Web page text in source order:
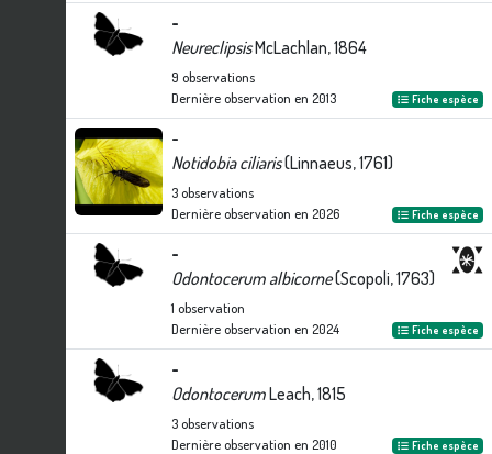
-
NeureclipsisMcLachlan, 1864
9 observations
Dernière observation en 2013 Fiche espèce
-
Notidobia ciliaris(Linnaeus, 1761)
3observations
Dernière observation en 2026 Fiche espèce
-
Odontocerum albicorne(Scopoli, 1763)
1 observation
Dernière observation en 2024 Fiche espèce
-
OdontocerumLeach, 1815
3observations
Dernière observation en 2010 Fiche espèce